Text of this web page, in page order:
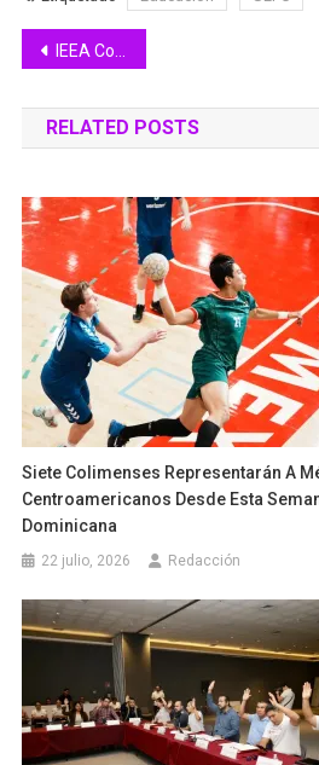
Navegación
de
entradas
IEEA Colima firma convenio con CRREAD Mich para disminuir rezago educativo
RELATED POSTS
Siete Colimenses Representarán A
Centroamericanos Desde Esta
Dominicana
22 julio, 2026 Redacción